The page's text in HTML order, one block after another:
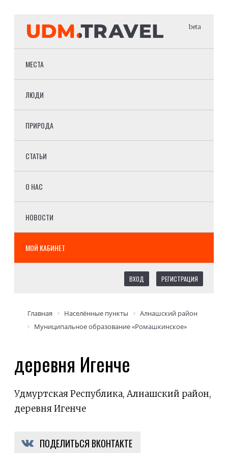
beta
МЕСТА
ЛЮДИ
ПРИРОДА
СТАТЬИ
О НАС
НОВОСТИ
МОЙ КАБИНЕТ
ВХОД РЕГИСТРАЦИЯ
Главная Населённые пункты
Алнашский район
Муниципальное образование «Ромашкинское»
деревня Игенче
Удмуртская Республика, Алнашский район,
деревня Игенче
ПОДЕЛИТЬСЯ ВКОНТАКТЕ